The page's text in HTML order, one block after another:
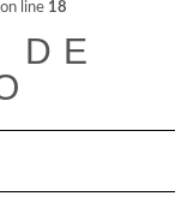
on line 18
DE
de navegación